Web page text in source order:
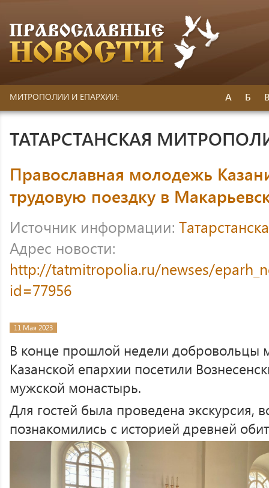
МИТРОПОЛИИ И ЕПАРХИИ: А Б
ТАТАРСТАНСКАЯ
Православная молодежь
трудовую поездку в
Источник информации:
Адрес новости:
http://tatmitropolia.ru/newses/
id=77956
11 Мая 2023
В конце прошлой недели добровольцы
Казанской епархии посетили
мужской монастырь.
Для гостей была проведена экскурсия,
познакомились с историей древней